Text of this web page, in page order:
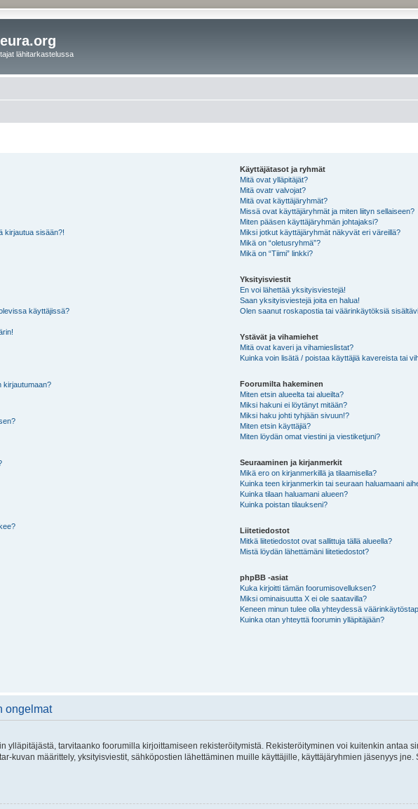
lähitarkastelussa
kirjautua sisään?!
käyttäjissä?
kirjautumaan?
Käyttäjätasot ja ryhmät
Mitä ovat ylläpitäjät?
Mitä ovatr valvojat?
Mitä ovat käyttäjäryhmät?
Missä ovat käyttäjäryhmät ja miten liityn sellaiseen?
Miten pääsen käyttäjäryhmän johtajaksi?
Miksi jotkut käyttäjäryhmät näkyvät eri väreillä?
Mikä on “oletusryhmä”?
Mikä on “Tiimi” linkki?
Yksityisviestit
En voi lähettää yksityisviestejä!
Saan yksityisviestejä joita en halua!
Olen saanut roskapostia tai väärinkäytöksiä
Ystävät ja vihamiehet
Mitä ovat kaveri ja vihamieslistat?
Kuinka voin lisätä / poistaa käyttäjiä kavereista tai
Foorumilta hakeminen
Miten etsin alueelta tai alueilta?
Miksi hakuni ei löytänyt mitään?
Miksi haku johti tyhjään sivuun!?
Miten etsin käyttäjiä?
Miten löydän omat viestini ja viestiketjuni?
Seuraaminen ja kirjanmerkit
Mikä ero on kirjanmerkillä ja tilaamisella?
Kuinka teen kirjanmerkin tai seuraan haluamaani
Kuinka tilaan haluamani alueen?
Kuinka poistan tilaukseni?
Liitetiedostot
Mitkä liitetiedostot ovat sallittuja tällä alueella?
Mistä löydän lähettämäni liitetiedostot?
phpBB -asiat
Kuka kirjoitti tämän foorumisovelluksen?
Miksi ominaisuutta X ei ole saatavilla?
Keneen minun tulee olla yhteydessä
Kuinka otan yhteyttä foorumin ylläpitäjään?
ongelmat
ylläpitäjästä, tarvitaanko foorumilla kirjoittamiseen rekisteröitymistä. Rekisteröityminen voi kuitenkin antaa
kuvan määrittely, yksityisviestit, sähköpostien lähettäminen muille käyttäjille, käyttäjäryhmien jäsenyys